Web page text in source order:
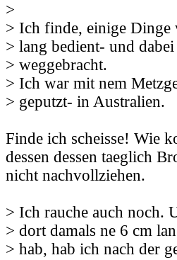
>
> Ich finde, einige Dinge
> lang bedient- und
> weggebracht.
> Ich war mit nem
> geputzt- in Australien.
Finde ich scheisse! Wie
dessen dessen taeglich
nicht nachvollziehen.
> Ich rauche auch noch.
> dort damals ne 6 cm
> hab, hab ich nach der